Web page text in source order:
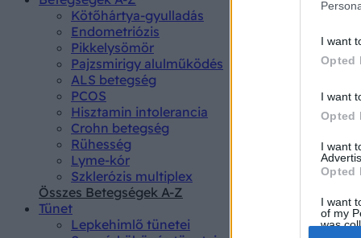
I want
Opted
I want
Opted
I want
Opted
I want
of my
was
Kötőhártya-gyulladás
Endometriózis
Pikkelysömör
Pajzsmirigy alulműködés
ALS betegség
PCOS
Hisztamin intolerancia
Crohn betegség
Rühesség
Lyme-kór
Szklerózis multiplex
Összes Betegségek A-Z
Tünet
Lepkehimlő tünetei